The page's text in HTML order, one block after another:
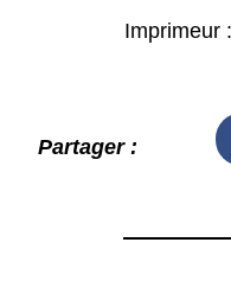
Imprimeur
Partager :